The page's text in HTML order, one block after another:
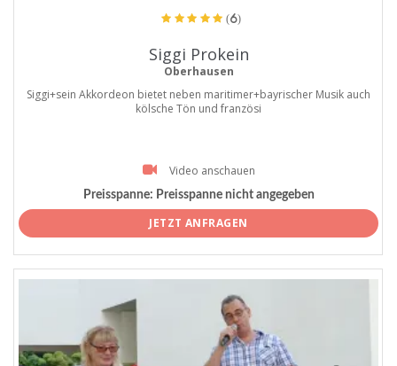
(6)
Siggi Prokein
Oberhausen
Siggi+sein Akkordeon bietet neben maritimer+bayrischer Musik auch
kölsche Tön und französi
Video anschauen
Preisspanne: Preisspanne nicht angegeben
JETZT ANFRAGEN